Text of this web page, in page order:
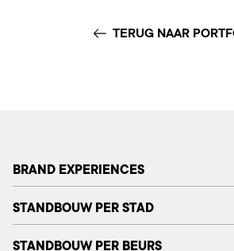
TERUG NAAR
BRAND EXPERIENCES
STANDBOUW PER STAD
STANDBOUW PER BEURS